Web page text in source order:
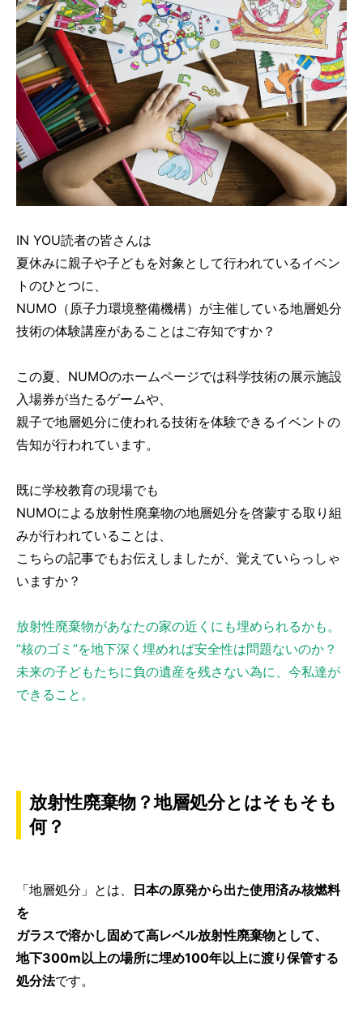
IN YOU読者の皆さんは
夏休みに親子や子どもを対象として行われているイベン
トのひとつに、
NUMO（原子力環境整備機構）が主催している地層処分
技術の体験講座があることはご存知ですか？
この夏、NUMOのホームページでは科学技術の展示施設
入場券が当たるゲームや、
親子で地層処分に使われる技術を体験できるイベントの
告知が行われています。
既に学校教育の現場でも
NUMOによる放射性廃棄物の地層処分を啓蒙する取り組
みが行われていることは、
こちらの記事でもお伝えしましたが、覚えていらっしゃ
いますか？
放射性廃棄物があなたの家の近くにも埋められるかも。
”核のゴミ”を地下深く埋めれば安全性は問題ないのか？
未来の子どもたちに負の遺産を残さない為に、今私達が
できること。
放射性廃棄物？地層処分とはそもそも
何？
「地層処分」とは、
日本の原発から出た使用済み核燃料
を
ガラスで溶かし固めて高レベル放射性廃棄物として、
地下300m以上の場所に埋め100年以上に渡り保管する
処分法です。